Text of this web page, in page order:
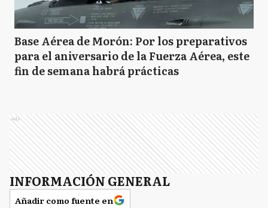
Base Aérea de Morón: Por los preparativos
para el aniversario de la Fuerza Aérea, este
fin de semana habrá prácticas
Ads
INFORMACIÓN GENERAL
Añadir como fuente en